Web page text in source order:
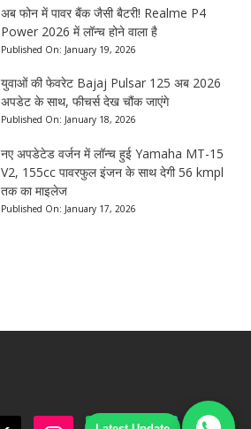
अब फोन में पावर बैंक जैसी बैटरी! Realme P4
Power 2026 में लॉन्च होने वाला है
Published On: January 19, 2026
युवाओं की फेवरेट Bajaj Pulsar 125 अब 2026
अपडेट के साथ, फीचर्स देख चौंक जाएंगे
Published On: January 18, 2026
नए अपडेटेड वर्जन में लॉन्च हुई Yamaha MT-15
V2, 155cc पावरफुल इंजन के साथ देगी 56 kmpl
तक का माइलेज
Published On: January 17, 2026